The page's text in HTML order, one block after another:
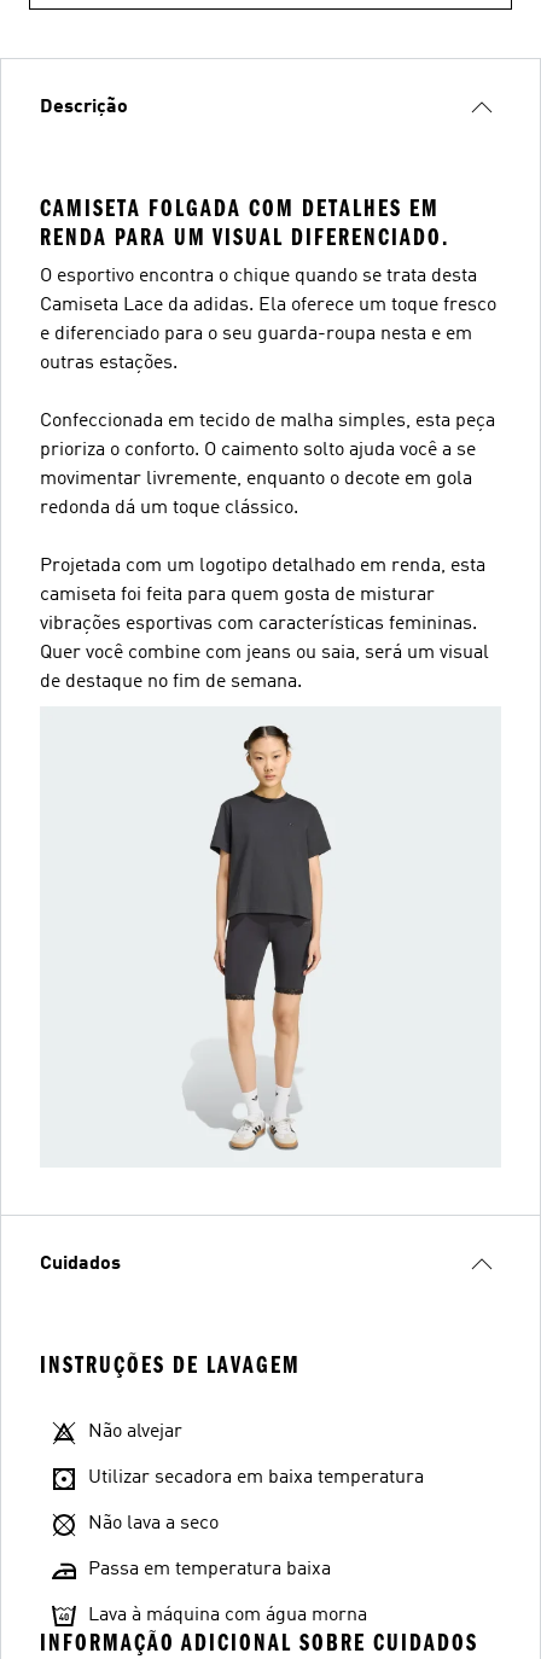
Descrição
CAMISETA FOLGADA COM DETALHES EM
RENDA PARA UM VISUAL DIFERENCIADO.
O esportivo encontra o chique quando se trata desta
Camiseta Lace da adidas. Ela oferece um toque fresco
e diferenciado para o seu guarda-roupa nesta e em
outras estações.
Confeccionada em tecido de malha simples, esta peça
prioriza o conforto. O caimento solto ajuda você a se
movimentar livremente, enquanto o decote em gola
redonda dá um toque clássico.
Projetada com um logotipo detalhado em renda, esta
camiseta foi feita para quem gosta de misturar
vibrações esportivas com características femininas.
Quer você combine com jeans ou saia, será um visual
de destaque no fim de semana.
Cuidados
INSTRUÇÕES DE LAVAGEM
Não alvejar
Utilizar secadora em baixa temperatura
Não lava a seco
Passa em temperatura baixa
Lava à máquina com água morna
INFORMAÇÃO ADICIONAL SOBRE CUIDADOS